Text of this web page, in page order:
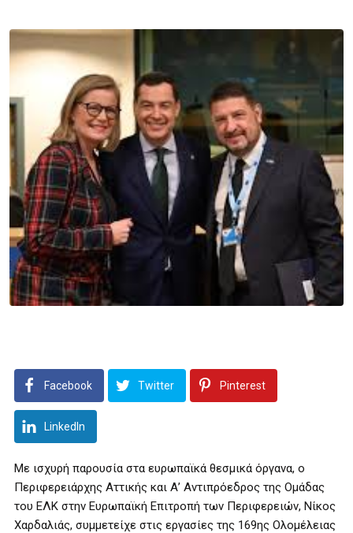
Facebook Twitter Pinterest
LinkedIn
Με ισχυρή παρουσία στα ευρωπαϊκά θεσμικά όργανα, ο
Περιφερειάρχης Αττικής και Α’ Αντιπρόεδρος της Ομάδας
του ΕΛΚ στην Ευρωπαϊκή Επιτροπή των Περιφερειών, Νίκος
Χαρδαλιάς, συμμετείχε στις εργασίες της 169ης Ολομέλειας